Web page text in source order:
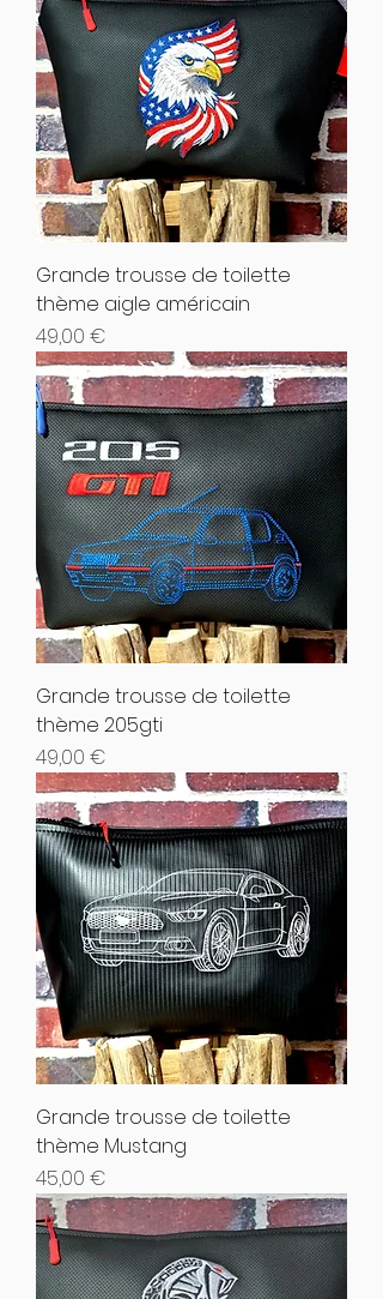
Grande trousse de toilette
thème aigle américain
Hinta
49,00 €
Grande trousse de toilette
thème 205gti
Hinta
49,00 €
Grande trousse de toilette
thème Mustang
Hinta
45,00 €